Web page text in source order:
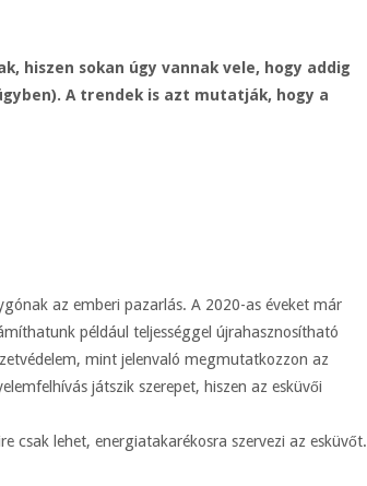
hiszen sokan úgy vannak vele, hogy addig
A trendek is azt mutatják, hogy a
az emberi pazarlás. A 2020-as éveket már
például teljességgel újrahasznosítható
mint jelenvaló megmutatkozzon az
játszik szerepet, hiszen az esküvői
csak lehet, energiatakarékosra szervezi az esküvőt.